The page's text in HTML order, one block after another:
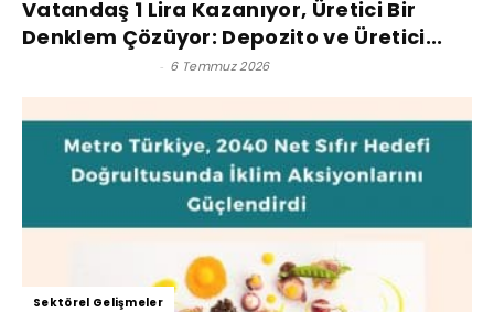
Vatandaş 1 Lira Kazanıyor, Üretici Bir
Denklem Çözüyor: Depozito ve Üretici...
- 6 Temmuz 2026
Sektörel Gelişmeler